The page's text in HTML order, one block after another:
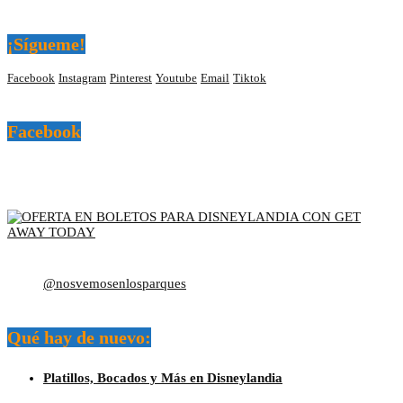
¡Sígueme!
Facebook Instagram Pinterest Youtube Email Tiktok
Facebook
@nosvemosenlosparques
Qué hay de nuevo:
Platillos, Bocados y Más en Disneylandia